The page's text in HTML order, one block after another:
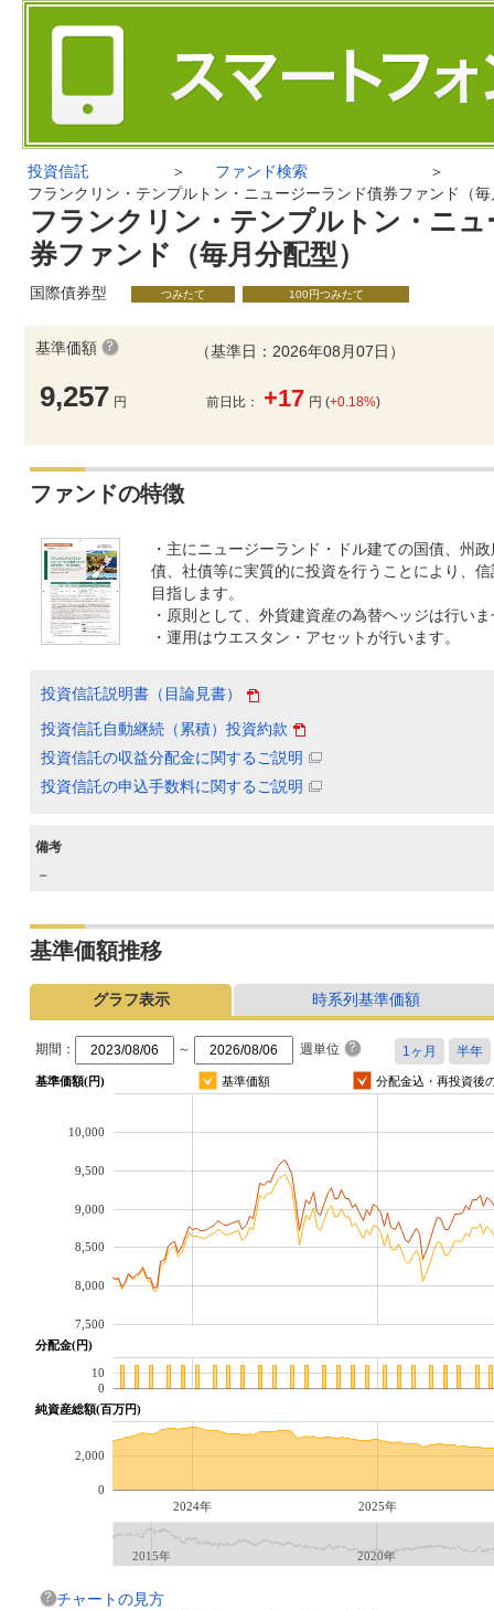
投資信託 ＞ ファンド検索
＞
フランクリン・テンプルトン・ニュージーランド債券ファンド（
フランクリン・テンプルトン・ニ
券ファンド（毎月分配型）
国際債券型 つみたて 100円つみたて
基準価額
9,257 円
（基準日：2026年08月07日）
前日比： +17 円 (+0.18%)
ファンドの特徴
・主にニュージーランド・ドル建ての国債、州
債、社債等に実質的に投資を行うことにより、
目指します。
・原則として、外貨建資産の為替ヘッジは行い
・運用はウエスタン・アセットが行います。
投資信託説明書（目論見書）
投資信託自動継続（累積）投資約款
投資信託の収益分配金に関するご説明
投資信託の申込手数料に関するご説明
備考
－
基準価額推移
グラフ表示 時系列基準価額
期間： ～ 週単位
基準価額(円) 基準価額 分配金込・再投資後
7,500
8,000
8,500
9,000
9,500
10,000
分配金(円)
0
10
純資産総額(百万円)
2024年 2025年
0
2,000
2015年 2020年
チャートの見方